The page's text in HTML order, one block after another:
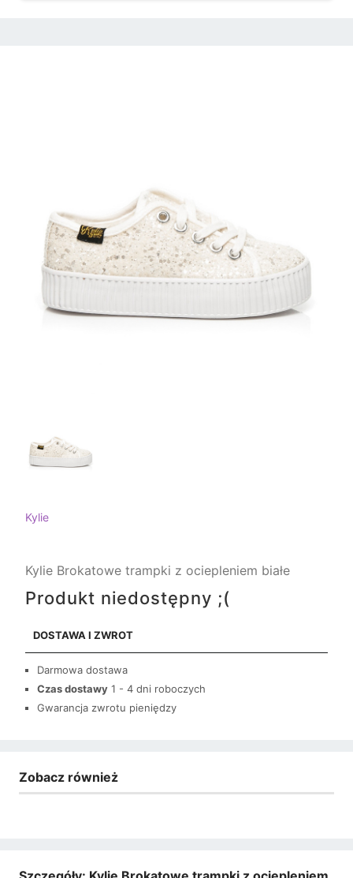
Kylie
Kylie Brokatowe trampki z ociepleniem białe
Produkt niedostępny ;(
DOSTAWA I ZWROT
Darmowa dostawa
Czas dostawy 1 - 4 dni roboczych
Gwarancja zwrotu pieniędzy
Zobacz również